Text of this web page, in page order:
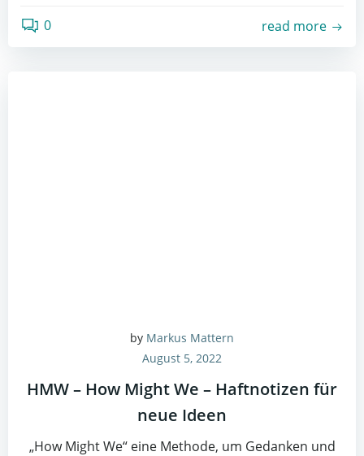
0 read more
by Markus Mattern
August 5, 2022
HMW – How Might We – Haftnotizen für
neue Ideen
„How Might We“ eine Methode, um Gedanken und